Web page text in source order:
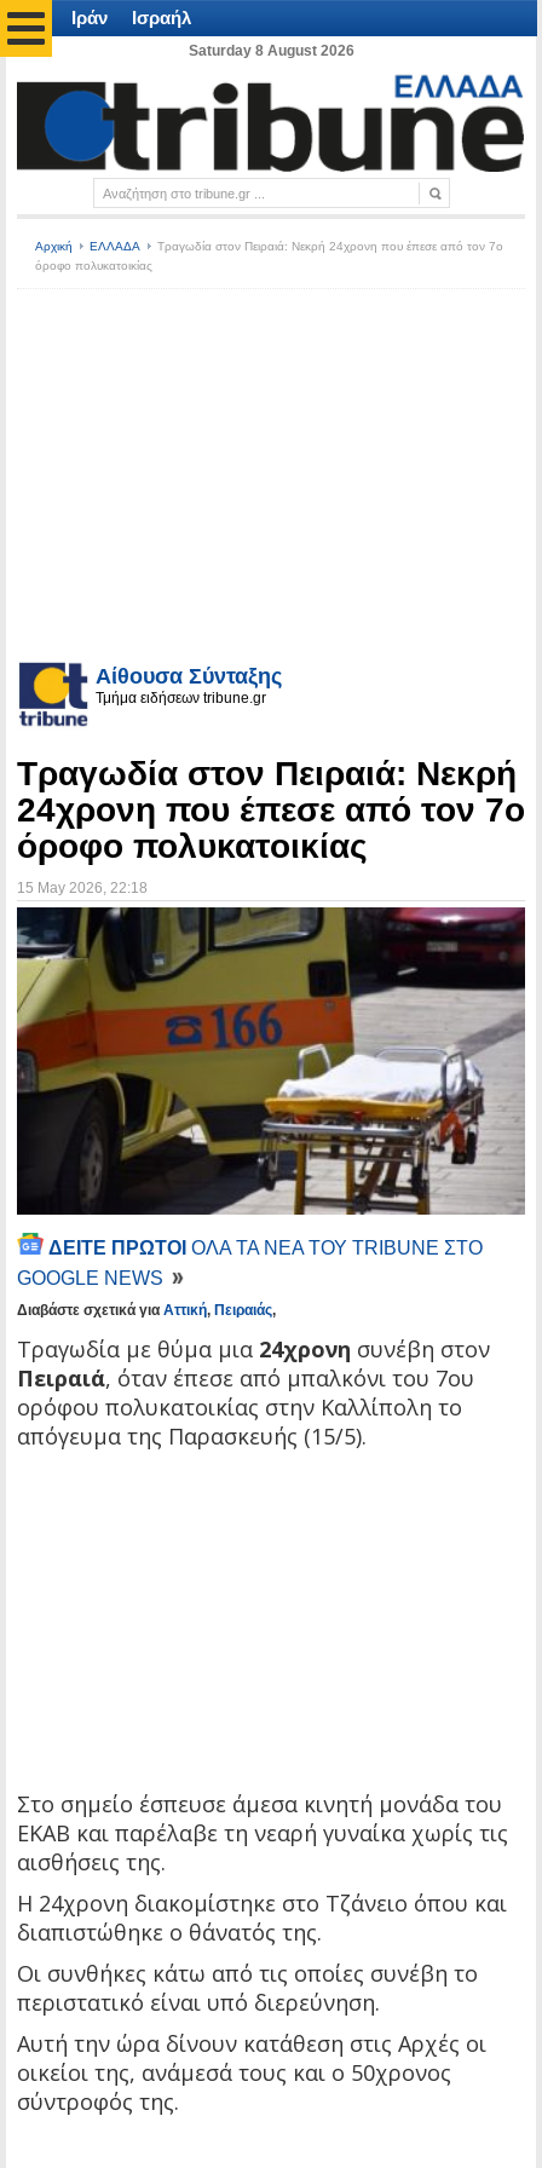
Ιράν Ισραήλ
Saturday 8 August 2026
Αρχική ΕΛΛΑΔΑ
Τραγωδία στον Πειραιά: Νεκρή 24χρονη που έπεσε από τον 7ο
όροφο πολυκατοικίας
Αίθουσα Σύνταξης
Τμήμα ειδήσεων tribune.gr
Τραγωδία στον Πειραιά: Νεκρή
24χρονη που έπεσε από τον 7ο
όροφο πολυκατοικίας
15 May 2026 , 22:18
ΔΕΙΤΕ ΠΡΩΤΟΙ ΟΛΑ ΤΑ ΝΕΑ ΤΟΥ TRIBUNE ΣΤΟ
GOOGLE NEWS
Διαβάστε σχετικά για Αττική, Πειραιάς,
Τραγωδία με θύμα μια 24χρονη συνέβη στον
Πειραιά, όταν έπεσε από μπαλκόνι του 7ου
ορόφου πολυκατοικίας στην Καλλίπολη το
απόγευμα της Παρασκευής (15/5).
Στο σημείο έσπευσε άμεσα κινητή μονάδα του
ΕΚΑΒ και παρέλαβε τη νεαρή γυναίκα χωρίς τις
αισθήσεις της.
Η 24χρονη διακομίστηκε στο Τζάνειο όπου και
διαπιστώθηκε ο θάνατός της.
Οι συνθήκες κάτω από τις οποίες συνέβη το
περιστατικό είναι υπό διερεύνηση.
Αυτή την ώρα δίνουν κατάθεση στις Αρχές οι
οικείοι της, ανάμεσά τους και ο 50χρονος
σύντροφός της.